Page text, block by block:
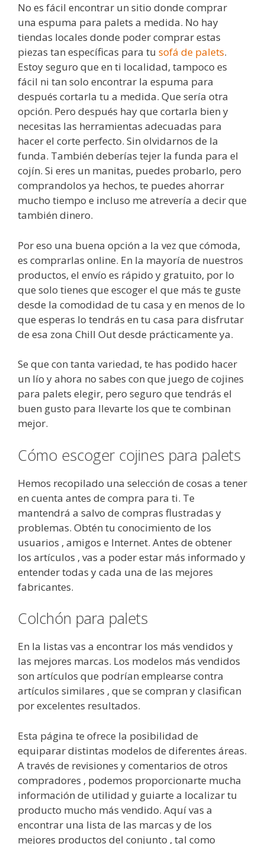
No es fácil encontrar un sitio donde comprar
una espuma para palets a medida. No hay
tiendas locales donde poder comprar estas
piezas tan específicas para tu sofá de palets.
Estoy seguro que en ti localidad, tampoco es
fácil ni tan solo encontrar la espuma para
después cortarla tu a medida. Que sería otra
opción. Pero después hay que cortarla bien y
necesitas las herramientas adecuadas para
hacer el corte perfecto. Sin olvidarnos de la
funda. También deberías tejer la funda para el
cojín. Si eres un manitas, puedes probarlo, pero
comprandolos ya hechos, te puedes ahorrar
mucho tiempo e incluso me atrevería a decir que
también dinero.
Por eso una buena opción a la vez que cómoda,
es comprarlas online. En la mayoría de nuestros
productos, el envío es rápido y gratuito, por lo
que solo tienes que escoger el que más te guste
desde la comodidad de tu casa y en menos de lo
que esperas lo tendrás en tu casa para disfrutar
de esa zona Chill Out desde prácticamente ya.
Se que con tanta variedad, te has podido hacer
un lío y ahora no sabes con que juego de cojines
para palets elegir, pero seguro que tendrás el
buen gusto para llevarte los que te combinan
mejor.
Cómo escoger cojines para palets
Hemos recopilado una selección de cosas a tener
en cuenta antes de compra para ti. Te
mantendrá a salvo de compras flustradas y
problemas. Obtén tu conocimiento de los
usuarios , amigos e Internet. Antes de obtener
los artículos , vas a poder estar más informado y
entender todas y cada una de las mejores
fabricantes.
Colchón para palets
En la listas vas a encontrar los más vendidos y
las mejores marcas. Los modelos más vendidos
son artículos que podrían emplearse contra
artículos similares , que se compran y clasifican
por excelentes resultados.
Esta página te ofrece la posibilidad de
equiparar distintas modelos de diferentes áreas.
A través de revisiones y comentarios de otros
compradores , podemos proporcionarte mucha
información de utilidad y guiarte a localizar tu
producto mucho más vendido. Aquí vas a
encontrar una lista de las marcas y de los
mejores productos del conjunto , tal como